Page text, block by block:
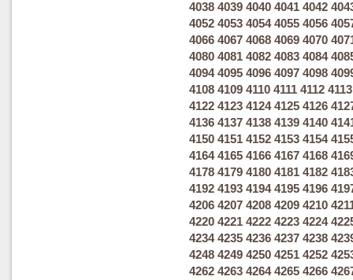
4038 4039 4040 4041 4042
4052 4053 4054 4055 4056
4066 4067 4068 4069 4070
4080 4081 4082 4083 4084
4094 4095 4096 4097 4098
4108 4109 4110 4111 4112 4113
4122 4123 4124 4125 4126
4136 4137 4138 4139 4140
4150 4151 4152 4153 4154
4164 4165 4166 4167 4168
4178 4179 4180 4181 4182
4192 4193 4194 4195 4196
4206 4207 4208 4209 4210
4220 4221 4222 4223 4224
4234 4235 4236 4237 4238
4248 4249 4250 4251 4252
4262 4263 4264 4265 4266